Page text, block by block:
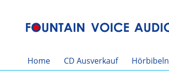
Home CD Ausverkauf Hörbibeln